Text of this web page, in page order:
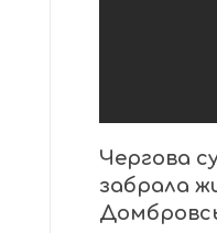
Чергова
забрала